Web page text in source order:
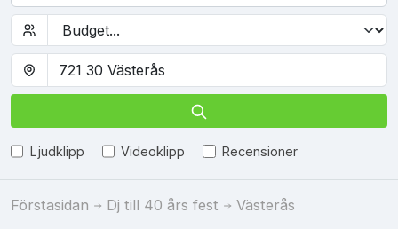
Ljudklipp Videoklipp Recensioner
Förstasidan Dj till 40 års fest Västerås